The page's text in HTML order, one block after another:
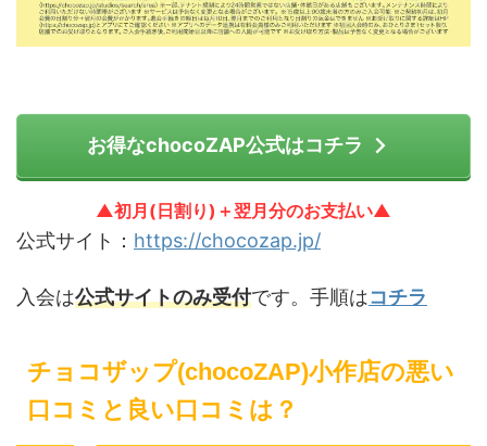
お得なchocoZAP公式はコチラ
▲初月(日割り)＋翌月分のお支払い▲
公式サイト： https://chocozap.jp/
入会は公式サイトのみ受付です。手順はコチラ
チョコザップ(chocoZAP)小作店の悪い
口コミと良い口コミは？